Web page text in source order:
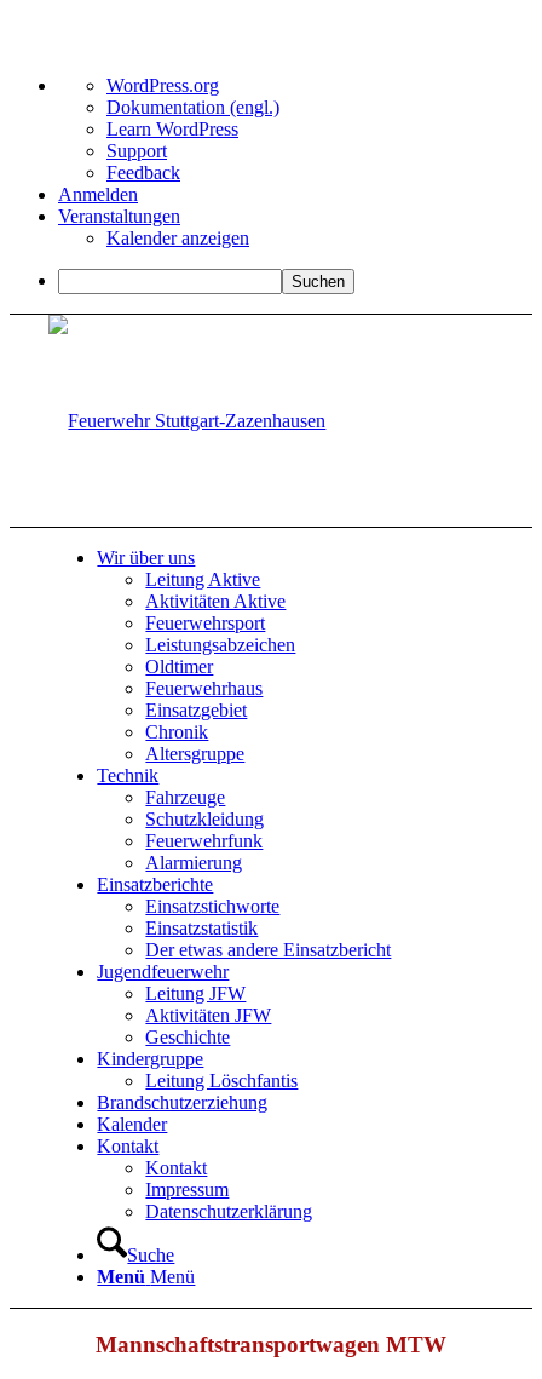
Über
WordPress
WordPress.org
Dokumentation (engl.)
Learn WordPress
Support
Feedback
Anmelden
Veranstaltungen
Kalender anzeigen
Suchen
Wir über uns
Leitung Aktive
Aktivitäten Aktive
Feuerwehrsport
Leistungsabzeichen
Oldtimer
Feuerwehrhaus
Einsatzgebiet
Chronik
Altersgruppe
Technik
Fahrzeuge
Schutzkleidung
Feuerwehrfunk
Alarmierung
Einsatzberichte
Einsatzstichworte
Einsatzstatistik
Der etwas andere Einsatzbericht
Jugendfeuerwehr
Leitung JFW
Aktivitäten JFW
Geschichte
Kindergruppe
Leitung Löschfantis
Brandschutzerziehung
Kalender
Kontakt
Kontakt
Impressum
Datenschutzerklärung
Suche
Menü Menü
Mannschaftstransportwagen MTW